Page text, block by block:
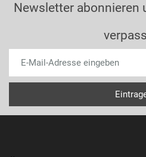
Newsletter abonnieren